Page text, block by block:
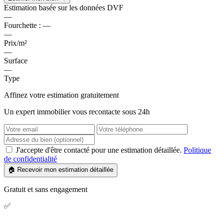
Estimation basée sur les données DVF
—
Fourchette : —
—
Prix/m²
—
Surface
—
Type
Affinez votre estimation gratuitement
Un expert immobilier vous recontacte sous 24h
J'accepte d'être contacté pour une estimation détaillée. Politique
de confidentialité
🏠 Recevoir mon estimation détaillée
Gratuit et sans engagement
✅